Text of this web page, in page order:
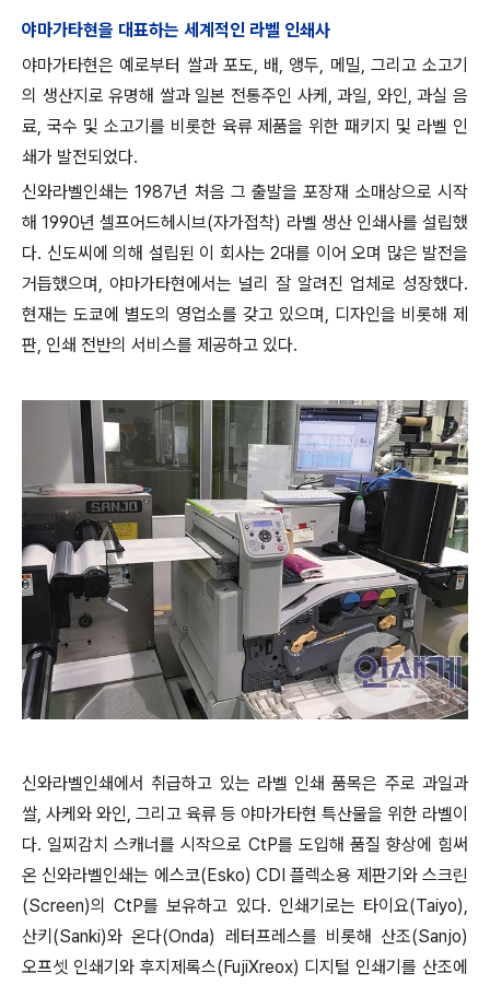
야마가타현을 대표하는 세계적인 라벨 인쇄사
야마가타현은 예로부터 쌀과 포도, 배, 앵두, 메밀, 그리고 소고기
의 생산지로 유명해 쌀과 일본 전통주인 사케, 과일, 와인, 과실 음
료, 국수 및 소고기를 비롯한 육류 제품을 위한 패키지 및 라벨 인
쇄가 발전되었다.
신와라벨인쇄는 1987년 처음 그 출발을 포장재 소매상으로 시작
해 1990년 셀프어드헤시브(자가접착) 라벨 생산 인쇄사를 설립했
다. 신도씨에 의해 설립된 이 회사는 2대를 이어 오며 많은 발전을
거듭했으며, 야마가타현에서는 널리 잘 알려진 업체로 성장했다.
현재는 도쿄에 별도의 영업소를 갖고 있으며, 디자인을 비롯해 제
판, 인쇄 전반의 서비스를 제공하고 있다.
신와라벨인쇄에서 취급하고 있는 라벨 인쇄 품목은 주로 과일과
쌀, 사케와 와인, 그리고 육류 등 야마가타현 특산물을 위한 라벨이
다. 일찌감치 스캐너를 시작으로 CtP를 도입해 품질 향상에 힘써
온 신와라벨인쇄는 에스코(Esko) CDI 플렉소용 제판기와 스크린
(Screen)의 CtP를 보유하고 있다. 인쇄기로는 타이요(Taiyo),
산키(Sanki)와 온다(Onda) 레터프레스를 비롯해 산조(Sanjo)
오프셋 인쇄기와 후지제록스(FujiXreox) 디지털 인쇄기를 산조에